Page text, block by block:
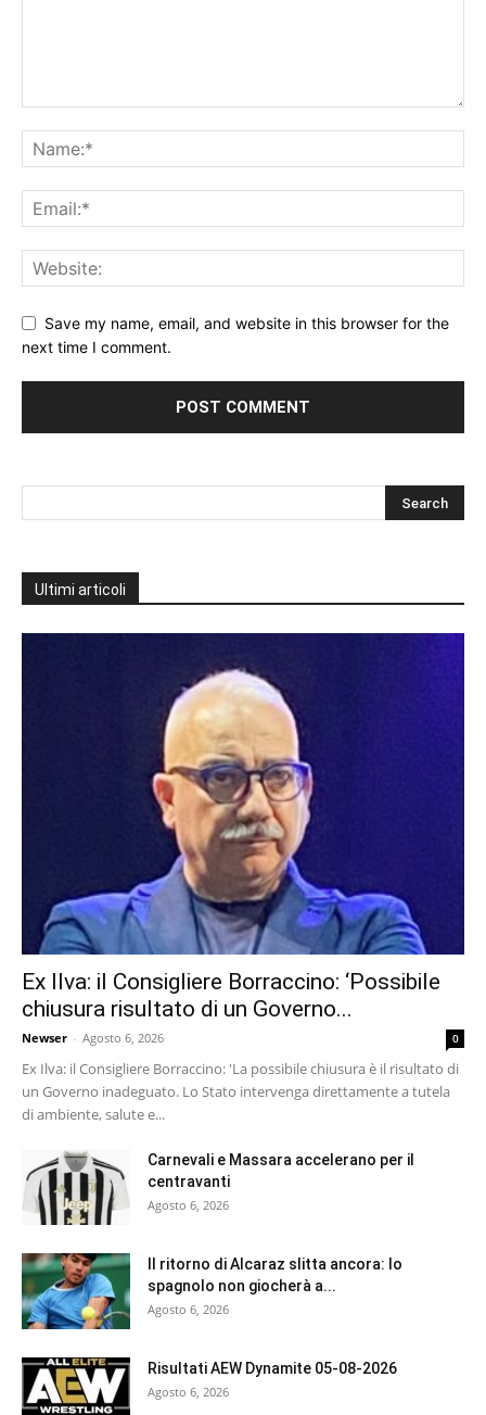
Save my name, email, and website in this browser for the
next time I comment.
Ultimi articoli
Ex Ilva: il Consigliere Borraccino: ‘Possibile
chiusura risultato di un Governo...
Newser - Agosto 6, 2026 0
Ex Ilva: il Consigliere Borraccino: 'La possibile chiusura è il risultato di
un Governo inadeguato. Lo Stato intervenga direttamente a tutela
di ambiente, salute e...
Carnevali e Massara accelerano per il
centravanti
Agosto 6, 2026
Il ritorno di Alcaraz slitta ancora: lo
spagnolo non giocherà a...
Agosto 6, 2026
Risultati AEW Dynamite 05-08-2026
Agosto 6, 2026